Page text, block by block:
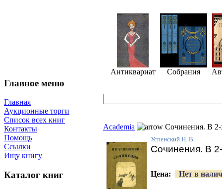
Главное меню
Главная
Аукционные торги
Список всех книг
Контакты
Помощь
Ссылки
Ищу книгу
Каталог книг
Антиквариат Собрания
Academia Сочинения. В 2-
Успенский Н. В.
Сочинения. В
Цена: Нет в